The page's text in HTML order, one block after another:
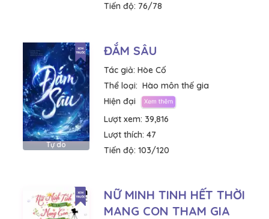
Tiến độ: 76/78
Tự do
ĐẮM SÂU
Tác giả: Hòe Cố
Thể loại: Hào môn thế gia
Hiện đại
Lượt xem: 39,816
Lượt thích: 47
Tiến độ: 103/120
NỮ MINH TINH HẾT THỜI
MANG CON THAM GIA